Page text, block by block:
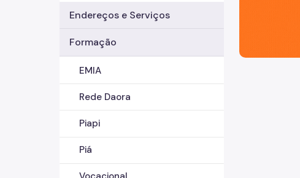
Endereços e Serviços
Formação
EMIA
Rede Daora
Piapi
Piá